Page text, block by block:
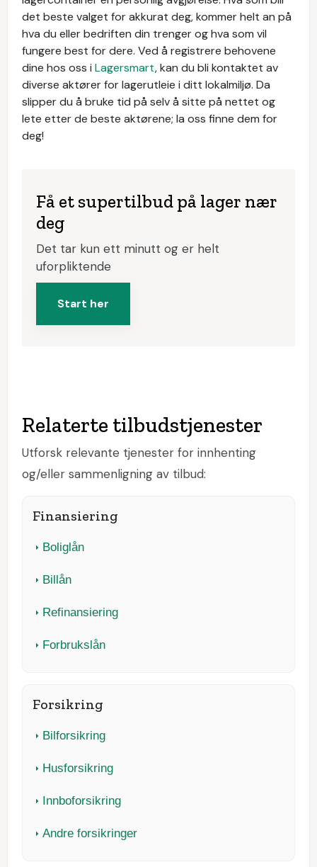
det beste valget for akkurat deg, kommer helt an på
hva du eller bedriften din trenger og hva som vil
fungere best for dere. Ved å registrere behovene
dine hos oss i Lagersmart, kan du bli kontaktet av
diverse aktører for lagerutleie i ditt lokalmiljø. Da
slipper du å bruke tid på selv å sitte på nettet og
lete etter de beste aktørene; la oss finne dem for
deg!
Få et supertilbud på lager nær
deg
Det tar kun ett minutt og er helt
uforpliktende
Start her
Relaterte tilbudstjenester
Utforsk relevante tjenester for innhenting
og/eller sammenligning av tilbud:
Finansiering
Boliglån
Billån
Refinansiering
Forbrukslån
Forsikring
Bilforsikring
Husforsikring
Innboforsikring
Andre forsikringer